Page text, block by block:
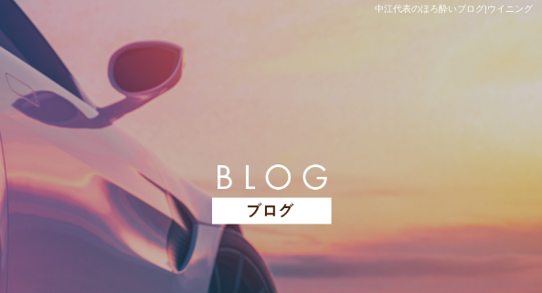
中江代表のほろ酔いブログ|ウイニング